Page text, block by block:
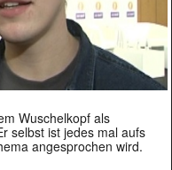
Wuschelkopf als
selbst ist jedes mal aufs
angesprochen wird.